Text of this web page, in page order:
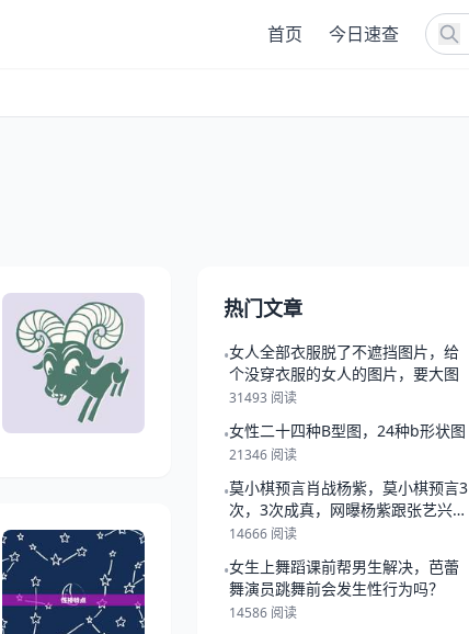
首页 今日速查
热门文章
•女人全部衣服脱了不遮挡图片，给
个没穿衣服的女人的图片，要大图
31493 阅读
•女性二十四种B型图，24种b形状图
21346 阅读
•莫小棋预言肖战杨紫，莫小棋预言3
次，3次成真，网曝杨紫跟张艺兴在
一起，
14666 阅读
•女生上舞蹈课前帮男生解决，芭蕾
舞演员跳舞前会发生性行为吗？
14586 阅读